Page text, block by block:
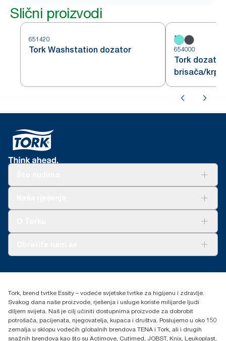
Slični proizvodi
651420
Tork Washstation dozator 654000
Tork
brisača/krpa
+385 913 900 004
H-1021 Budapest
Budakeszi út 51.
Tork, brend tvrtke Essity – vodeće svjetske tvrtke za higijenu i zdravlje.
Svakog dana naše proizvode, rješenja i usluge koriste milijarde ljudi
diljem svijeta. Naš je cilj učiniti dostupnima proizvode za dobrobit
potrošača, pacijenata, njegovatelja, kupaca i društva. Poslujemo u oko 150
zemalja u sklopu vodećih globalnih brendova TENA i Tork, ali i drugih
snažnih brendova kao što su Actimove, Cutimed, JOBST, Knix, Leukoplast,